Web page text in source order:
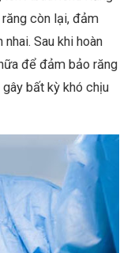
còn lại, đảm
Sau khi hoàn
để đảm bảo răng
bất kỳ khó chịu